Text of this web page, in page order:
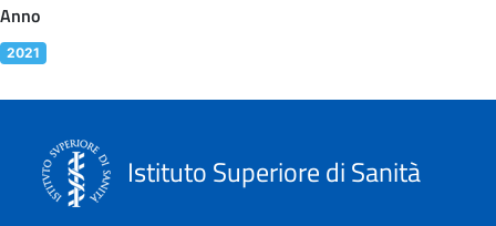
Anno
2021
Istituto Superiore di Sanità